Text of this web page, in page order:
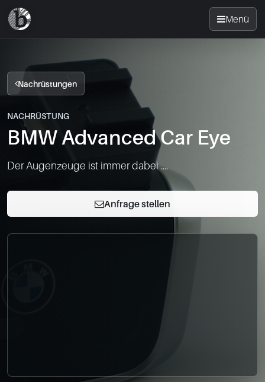
Menü
Startseite
Nachrüsten
News
FAQ
Nachrüstungen
NACHRÜSTUNG
BMW Advanced Car Eye
Der Augenzeuge ist immer dabei ....
Anfrage stellen